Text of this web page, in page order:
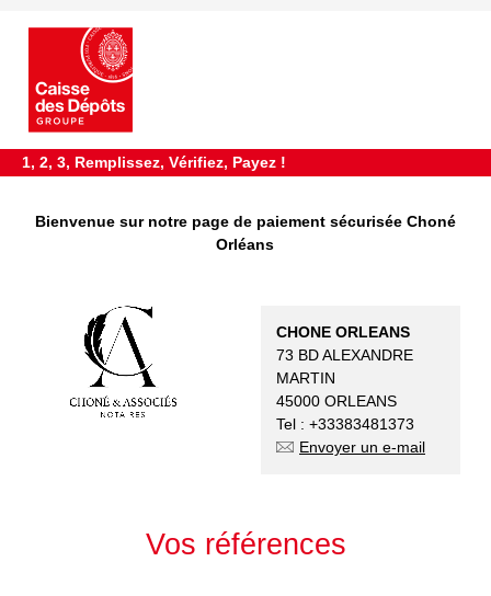
1, 2, 3, Remplissez, Vérifiez, Payez !
​Bienvenue sur notre page de paiement sécurisée Choné
Orléans
CHONE ORLEANS
73 BD ALEXANDRE
MARTIN
45000 ORLEANS
Tel : +33383481373
Envoyer un e-mail
Vos références